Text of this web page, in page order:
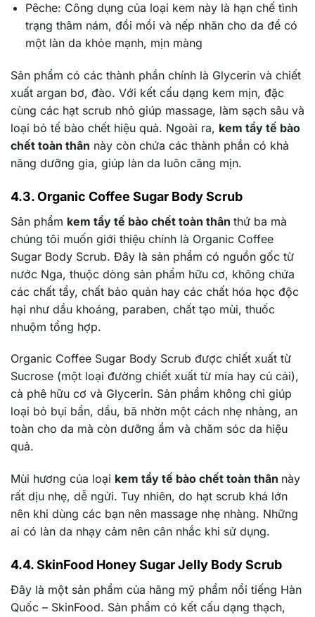
Pêche: Công dụng của loại kem này là hạn chế tình
trạng thâm nám, đồi mồi và nếp nhăn cho da để có
một làn da khỏe mạnh, mịn màng
Sản phẩm có các thành phần chính là Glycerin và chiết
xuất argan bơ, đào. Với kết cấu dạng kem mịn, đặc
cùng các hạt scrub nhỏ giúp massage, làm sạch sâu và
loại bỏ tế bào chết hiệu quả. Ngoài ra, kem tẩy tế bào
chết toàn thân này còn chứa các thành phần có khả
năng dưỡng gia, giúp làn da luôn căng mịn.
4.3. Organic Coffee Sugar Body Scrub
Sản phẩm kem tẩy tế bào chết toàn thân thứ ba mà
chúng tôi muốn giới thiệu chính là Organic Coffee
Sugar Body Scrub. Đây là sản phẩm có nguồn gốc từ
nước Nga, thuộc dòng sản phẩm hữu cơ, không chứa
các chất tẩy, chất bảo quản hay các chất hóa học độc
hại như dầu khoáng, paraben, chất tạo mùi, thuốc
nhuộm tổng hợp.
Organic Coffee Sugar Body Scrub được chiết xuất từ
Sucrose (một loại đường chiết xuất từ mía hay củ cải),
cà phê hữu cơ và Glycerin. Sản phẩm không chỉ giúp
loại bỏ bụi bẩn, dầu, bã nhờn một cách nhẹ nhàng, an
toàn cho da mà còn dưỡng ẩm và chăm sóc da hiệu
quả.
Mùi hương của loại kem tẩy tế bào chết toàn thân này
rất dịu nhẹ, dễ ngửi. Tuy nhiên, do hạt scrub khá lớn
nên khi dùng các bạn nên massage nhẹ nhàng. Những
ai có làn da nhạy cảm nên cân nhắc khi sử dụng.
4.4. SkinFood Honey Sugar Jelly Body Scrub
Đây là một sản phẩm của hãng mỹ phẩm nổi tiếng Hàn
Quốc – SkinFood. Sản phẩm có kết cấu dạng thạch,